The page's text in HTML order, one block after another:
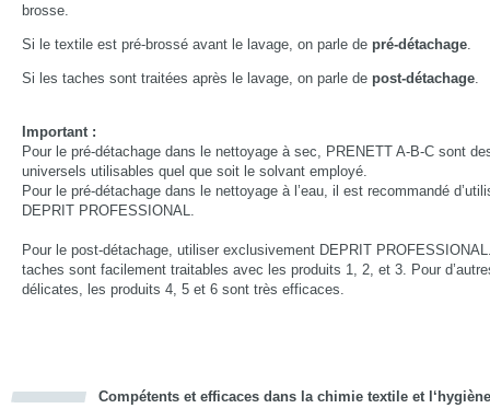
brosse.
Si le textile est pré-brossé avant le lavage, on parle de pré-détachage.
Si les taches sont traitées après le lavage, on parle de post-détachage.
Important :
Pour le pré-détachage dans le nettoyage à sec, PRENETT A-B-C sont
universels utilisables quel que soit le solvant employé.
Pour le pré-détachage dans le nettoyage à l’eau, il est recommandé
DEPRIT PROFESSIONAL.
Pour le post-détachage, utiliser exclusivement DEPRIT
taches sont facilement traitables avec les produits 1, 2, et 3. Pour
délicates, les produits 4, 5 et 6 sont très efficaces.
Compétents et efficaces dans la chimie textile et l‘hygiène